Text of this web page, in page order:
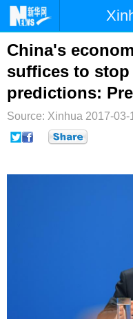
首页 时政
台湾 财经
纪检 体育
文娱
China's
suffices to
predictions:
Source: Xinhua 2017-03-